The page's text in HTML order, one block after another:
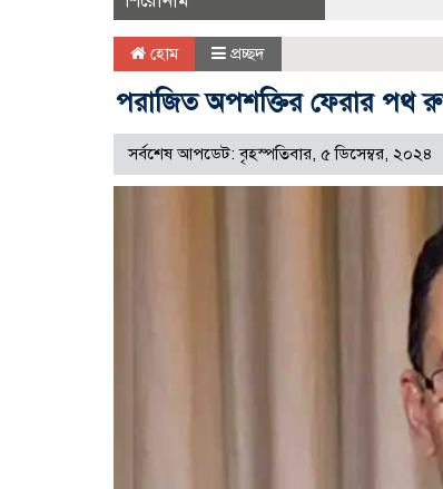
হোম প্রচ্ছদ
পরাজিত অপশক্তির ফেরার পথ
সর্বশেষ আপডেট: বৃহস্পতিবার, ৫ ডিসেম্বর, ২০২৪